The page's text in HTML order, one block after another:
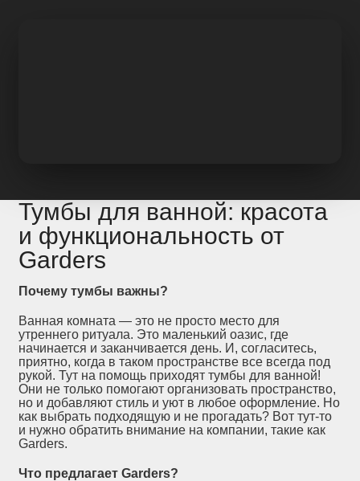
Тумбы для ванной: красота
и функциональность от
Garders
Почему тумбы важны?
Ванная комната — это не просто место для
утреннего ритуала. Это маленький оазис, где
начинается и заканчивается день. И, согласитесь,
приятно, когда в таком пространстве все всегда под
рукой. Тут на помощь приходят тумбы для ванной!
Они не только помогают организовать пространство,
но и добавляют стиль и уют в любое оформление. Но
как выбрать подходящую и не прогадать? Вот тут-то
и нужно обратить внимание на компании, такие как
Garders.
Что предлагает Garders?